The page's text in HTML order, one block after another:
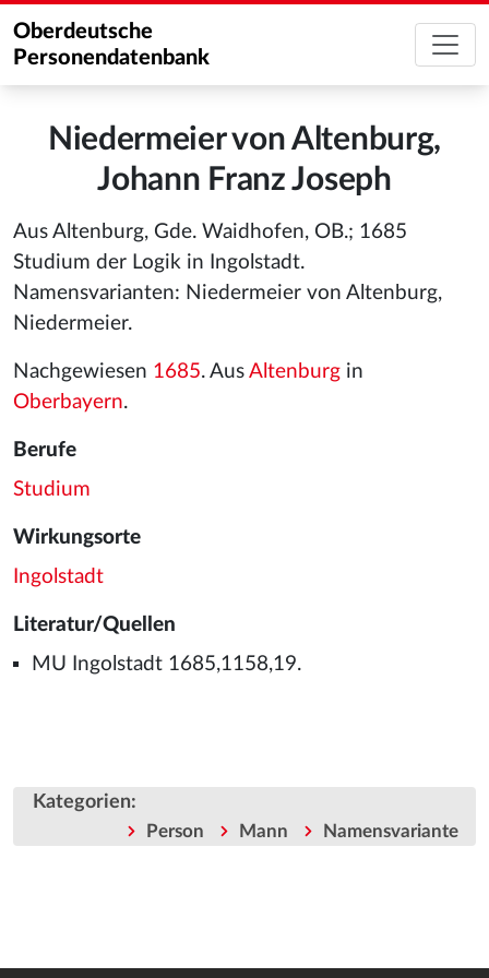
Oberdeutsche
Personendatenbank
Niedermeier von Altenburg,
Johann Franz Joseph
Aus Altenburg, Gde. Waidhofen, OB.; 1685
Studium der Logik in Ingolstadt.
Namensvarianten: Niedermeier von Altenburg,
Niedermeier.
Nachgewiesen 1685. Aus Altenburg in
Oberbayern.
Berufe
Studium
Wirkungsorte
Ingolstadt
Literatur/Quellen
MU Ingolstadt 1685,1158,19.
Kategorien:
Person Mann Namensvariante